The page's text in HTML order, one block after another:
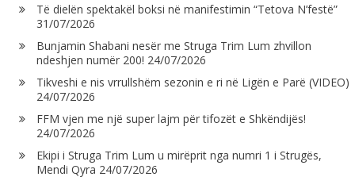
Të dielën spektakël boksi në manifestimin “Tetova N’festë”
31/07/2026
Bunjamin Shabani nesër me Struga Trim Lum zhvillon
ndeshjen numër 200! 24/07/2026
Tikveshi e nis vrrullshëm sezonin e ri në Ligën e Parë (VIDEO)
24/07/2026
FFM vjen me një super lajm për tifozët e Shkëndijës!
24/07/2026
Ekipi i Struga Trim Lum u mirëprit nga numri 1 i Strugës,
Mendi Qyra 24/07/2026